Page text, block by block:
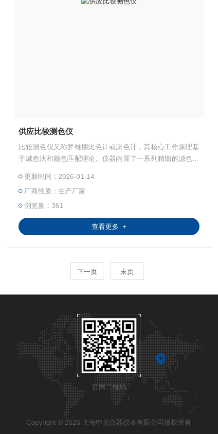
供应比较测色仪
比较测色仪又称罗维朋比色计或测色计，其核心工作原理基
于减色法和颜色匹配理论。仪器内置了一系列精细的滤色片
灰(N)滤光片。当白光通过这些滤光片时，不同波长的光被选
择性地吸收，从而生成各种颜色。
更新时间：2026-01-14
厂商性质：生产厂家
浏览量：361
查看更多 +
下一页 末页
官网二维码
Copyright © 2026 上海申光仪器仪表有限公司版权所有